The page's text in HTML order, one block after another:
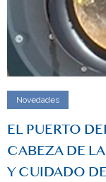
Novedades
EL PUERTO
CABEZA DE
Y CUIDADO